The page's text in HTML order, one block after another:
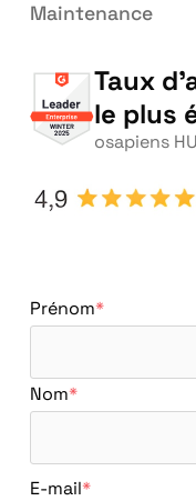
Maintenance
Taux
le plus
osapiens
Prénom*
Nom*
E-mail*